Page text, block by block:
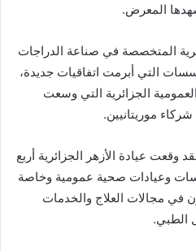
المعرض.
المتخصصة في صناعة الدراجات
التي أبرمت اتفاقيات جديدة،
الجزائرية التي وسعت
موريتانيين.
عيادة الأزهر الجزائرية أربع
وعيادات صحية عمومية وخاصة
في مجالات العلاج والخدمات
الطبي.